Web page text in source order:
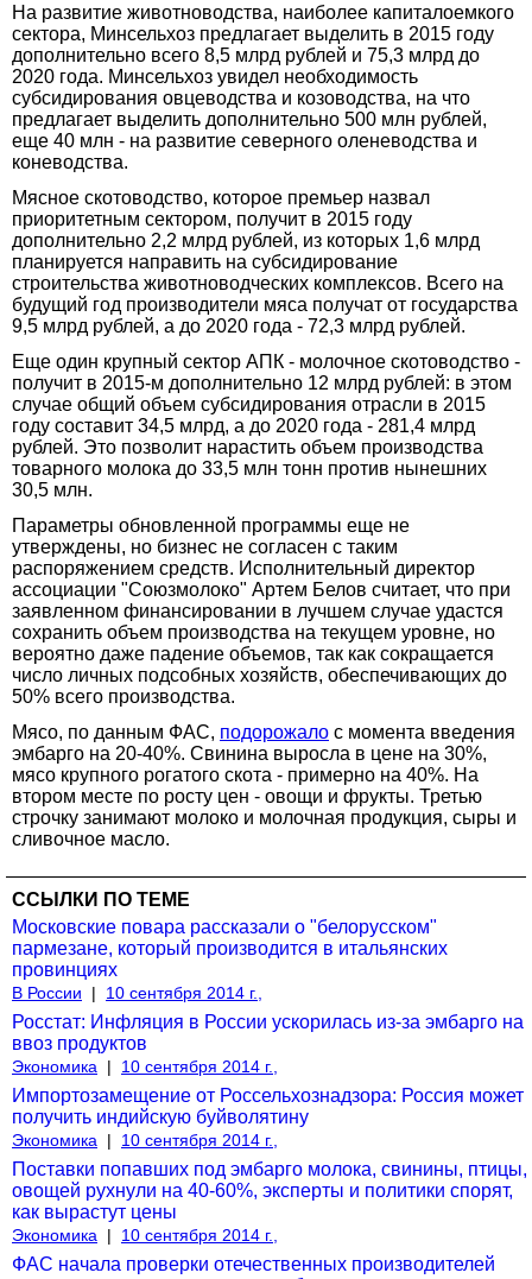
На развитие животноводства, наиболее капиталоемкого
сектора, Минсельхоз предлагает выделить в 2015 году
дополнительно всего 8,5 млрд рублей и 75,3 млрд до
2020 года. Минсельхоз увидел необходимость
субсидирования овцеводства и козоводства, на что
предлагает выделить дополнительно 500 млн рублей,
еще 40 млн - на развитие северного оленеводства и
коневодства.
Мясное скотоводство, которое премьер назвал
приоритетным сектором, получит в 2015 году
дополнительно 2,2 млрд рублей, из которых 1,6 млрд
планируется направить на субсидирование
строительства животноводческих комплексов. Всего на
будущий год производители мяса получат от государства
9,5 млрд рублей, а до 2020 года - 72,3 млрд рублей.
Еще один крупный сектор АПК - молочное скотоводство -
получит в 2015-м дополнительно 12 млрд рублей: в этом
случае общий объем субсидирования отрасли в 2015
году составит 34,5 млрд, а до 2020 года - 281,4 млрд
рублей. Это позволит нарастить объем производства
товарного молока до 33,5 млн тонн против нынешних
30,5 млн.
Параметры обновленной программы еще не
утверждены, но бизнес не согласен с таким
распоряжением средств. Исполнительный директор
ассоциации "Союзмолоко" Артем Белов считает, что при
заявленном финансировании в лучшем случае удастся
сохранить объем производства на текущем уровне, но
вероятно даже падение объемов, так как сокращается
число личных подсобных хозяйств, обеспечивающих до
50% всего производства.
Мясо, по данным ФАС, подорожало с момента введения
эмбарго на 20-40%. Свинина выросла в цене на 30%,
мясо крупного рогатого скота - примерно на 40%. На
втором месте по росту цен - овощи и фрукты. Третью
строчку занимают молоко и молочная продукция, сыры и
сливочное масло.
ССЫЛКИ ПО ТЕМЕ
Московские повара рассказали о "белорусском"
пармезане, который производится в итальянских
провинциях
В России | 10 сентября 2014 г.,
Росстат: Инфляция в России ускорилась из-за эмбарго на
ввоз продуктов
Экономика | 10 сентября 2014 г.,
Импортозамещение от Россельхознадзора: Россия может
получить индийскую буйволятину
Экономика | 10 сентября 2014 г.,
Поставки попавших под эмбарго молока, свинины, птицы,
овощей рухнули на 40-60%, эксперты и политики спорят,
как вырастут цены
Экономика | 10 сентября 2014 г.,
ФАС начала проверки отечественных производителей